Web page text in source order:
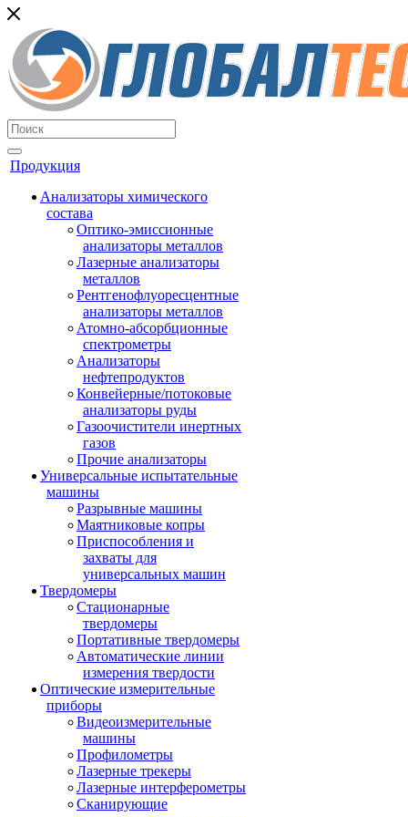
Продукция
Анализаторы химического
состава
Оптико-эмиссионные
анализаторы металлов
Лазерные анализаторы
металлов
Рентгенофлуоресцентные
анализаторы металлов
Атомно-абсорбционные
спектрометры
Анализаторы
нефтепродуктов
Конвейерные/потоковые
анализаторы руды
Газоочистители инертных
газов
Прочие анализаторы
Универсальные испытательные
машины
Разрывные машины
Маятниковые копры
Приспособления и
захваты для
универсальных машин
Твердомеры
Стационарные
твердомеры
Портативные твердомеры
Автоматические линии
измерения твердости
Оптические измерительные
приборы
Видеоизмерительные
машины
Профилометры
Лазерные трекеры
Лазерные интерферометры
Сканирующие